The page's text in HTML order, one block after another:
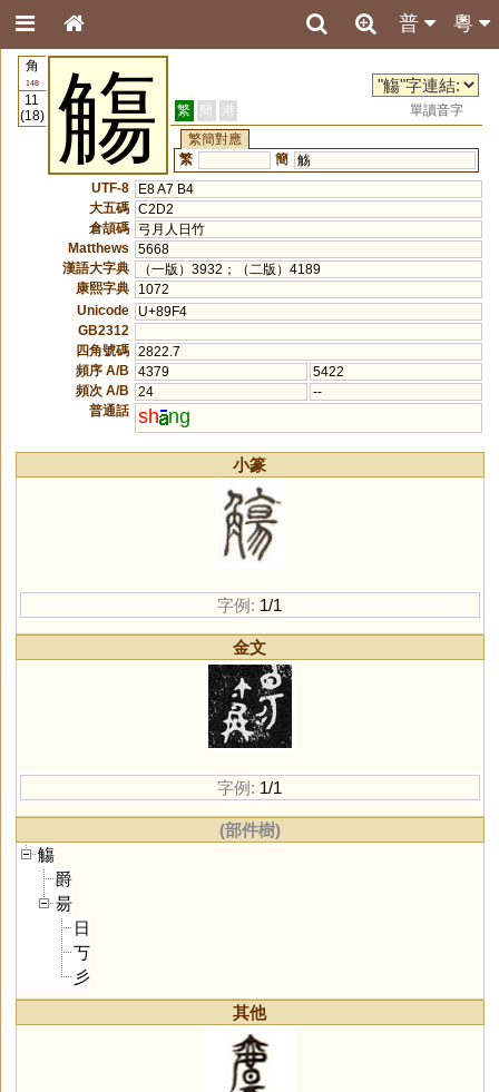
粵
普
角
148
11
(18)
觴 繁 簡 港
單讀音字
繁簡對應
繁
簡 觞
UTF-8
E8 A7 B4
大五碼 C2D2
倉頡碼
弓月人日竹
Matthews
5668
漢語大字典
（一版）3932；（二版）4189
康熙字典
1072
Unicode
U+89F4
GB2312
四角號碼 2822.7
頻序 A/B
4379
5422
頻次 A/B
24
--
普通話 sh ng
小篆
字例: 1/1
金文
字例: 1/1
(部件樹)
觴
爵
昜
日
丂
彡
其他